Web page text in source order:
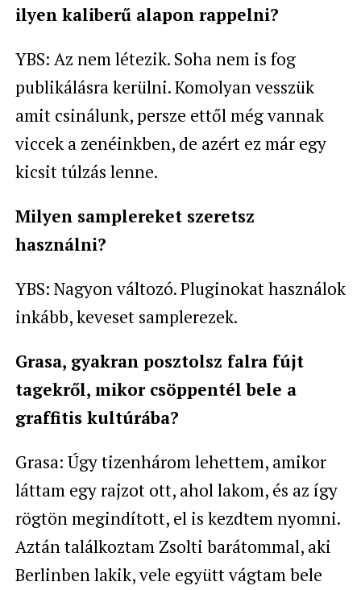
ilyen kaliberű alapon rappelni?
YBS: Az nem létezik. Soha nem is fog
publikálásra kerülni. Komolyan vesszük
amit csinálunk, persze ettől még vannak
viccek a zenéinkben, de azért ez már egy
kicsit túlzás lenne.
Milyen samplereket szeretsz
használni?
YBS: Nagyon változó. Pluginokat használok
inkább, keveset samplerezek.
Grasa, gyakran posztolsz falra fújt
tagekről, mikor csöppentél bele a
graffitis kultúrába?
Grasa: Úgy tizenhárom lehettem, amikor
láttam egy rajzot ott, ahol lakom, és az így
rögtön megindított, el is kezdtem nyomni.
Aztán találkoztam Zsolti barátommal, aki
Berlinben lakik, vele együtt vágtam bele